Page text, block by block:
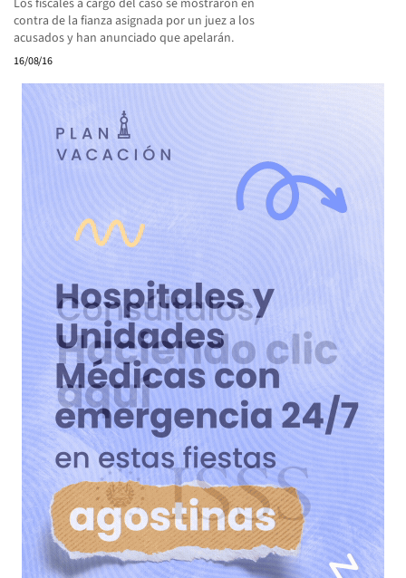
Los fiscales a cargo del caso se mostraron en
contra de la fianza asignada por un juez a los
acusados y han anunciado que apelarán.
16/08/16